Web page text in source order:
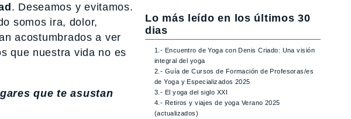
. Deseamos y evitamos.
somos ira, dolor,
acostumbrados a ver
que nuestra vida no es
que te asustan
Lo más leído en los últimos 30
dias
1.- Encuentro de Yoga con Denis Criado: Una visión
integral del yoga
2.- Guía de Cursos de Formación de Profesoras/es
de Yoga y Especializados 2025
3.- El yoga del siglo XXI
4.- Retiros y viajes de yoga Verano 2025
(actualizados)